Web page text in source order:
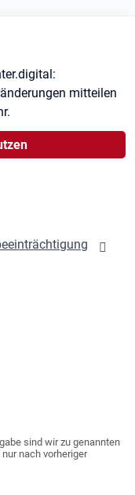
mitteilen
sind wir zu genannten
nach vorheriger